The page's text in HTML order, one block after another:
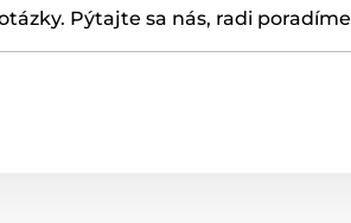
Pýtajte sa nás, radi poradíme